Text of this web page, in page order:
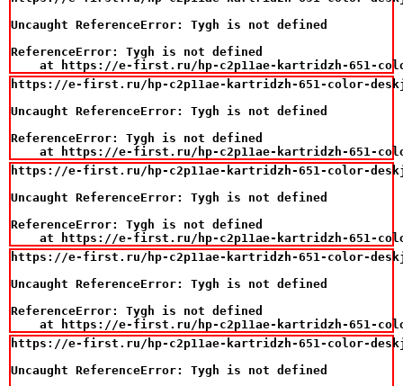
Uncaught ReferenceError: Tygh is not defined
ReferenceError: Tygh is not defined
at https://e-first.ru/hp-c2p11ae-kartridzh-651-
https://e-first.ru/hp-c2p11ae-kartridzh-651-color-
Uncaught ReferenceError: Tygh is not defined
ReferenceError: Tygh is not defined
at https://e-first.ru/hp-c2p11ae-kartridzh-651-
https://e-first.ru/hp-c2p11ae-kartridzh-651-color-
Uncaught ReferenceError: Tygh is not defined
ReferenceError: Tygh is not defined
at https://e-first.ru/hp-c2p11ae-kartridzh-651-
https://e-first.ru/hp-c2p11ae-kartridzh-651-color-
Uncaught ReferenceError: Tygh is not defined
ReferenceError: Tygh is not defined
at https://e-first.ru/hp-c2p11ae-kartridzh-651-
https://e-first.ru/hp-c2p11ae-kartridzh-651-color-
Uncaught ReferenceError: Tygh is not defined